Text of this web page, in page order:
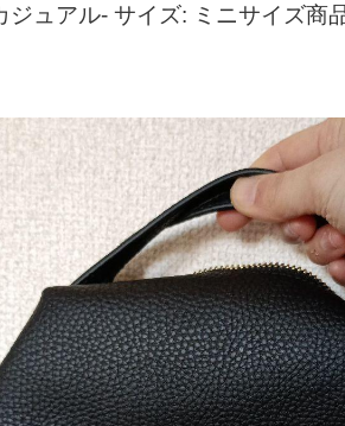
ュアル- サイズ: ミニサイズ商